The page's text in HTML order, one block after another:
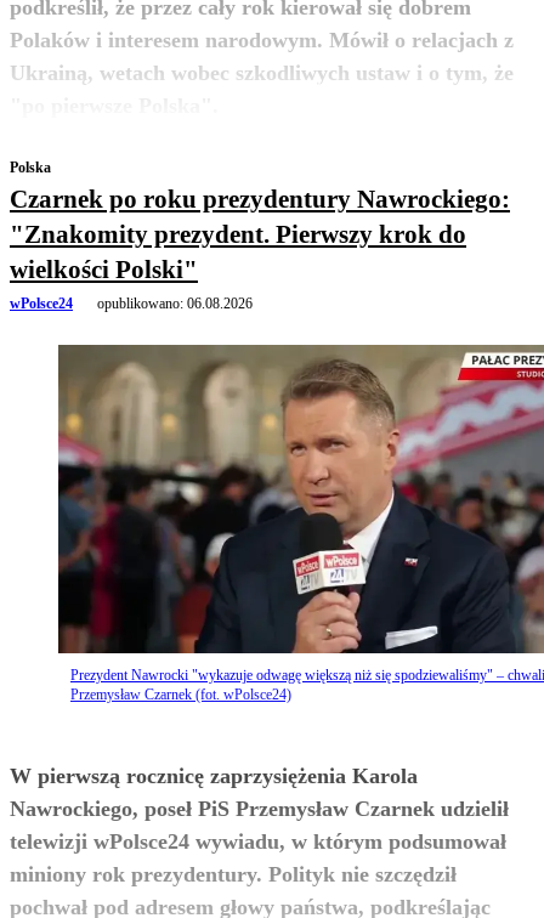
podkreślił, że przez cały rok kierował się dobrem
Polaków i interesem narodowym. Mówił o relacjach z
Ukrainą, wetach wobec szkodliwych ustaw i o tym, że
zobacz więcej
Polska
Czarnek po roku prezydentury Nawrockiego:
"Znakomity prezydent. Pierwszy krok do
wielkości Polski"
wPolsce24 opublikowano: 06.08.2026
Prezydent Nawrocki "wykazuje odwagę większą niż się spodziewaliśmy" – chwali
Przemysław Czarnek (fot. wPolsce24)
W pierwszą rocznicę zaprzysiężenia Karola
Nawrockiego, poseł PiS Przemysław Czarnek udzielił
telewizji wPolsce24 wywiadu, w którym podsumował
miniony rok prezydentury. Polityk nie szczędził
pochwał pod adresem głowy państwa, podkreślając